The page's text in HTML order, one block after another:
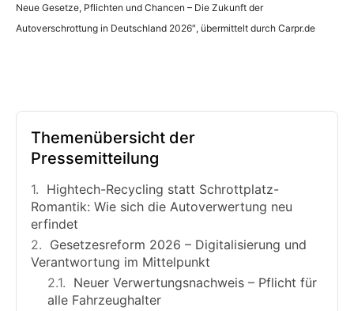
Neue Gesetze, Pflichten und Chancen – Die Zukunft der
Autoverschrottung in Deutschland 2026″, übermittelt durch Carpr.de
Themenübersicht der
Pressemitteilung
Hightech-Recycling statt Schrottplatz-
Romantik: Wie sich die Autoverwertung neu
erfindet
Gesetzesreform 2026 – Digitalisierung und
Verantwortung im Mittelpunkt
Neuer Verwertungsnachweis – Pflicht für
alle Fahrzeughalter